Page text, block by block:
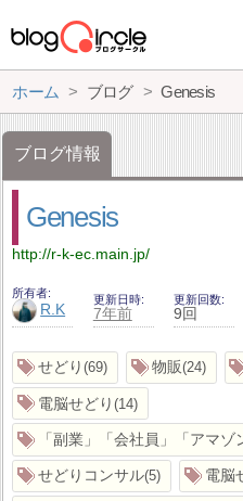
ホーム ブログ Genesis
ブログ情報
Genesis
http://r-k-ec.main.jp/
所有者
R.K
更新日時
7年前
更新回数
9回
せどり 69 物販 24
電脳せどり 14
「副業」「会社員」「アマ
せどりコンサル 5 電脳